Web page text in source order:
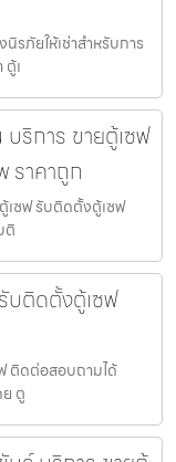
ภัยให้เช่าสำหรับการ
เ
ริการ ขายตู้เซฟ
ราคาถูก
เซฟ รับติดตั้งตู้เซฟ
ติ
บติดตั้งตู้เซฟ
ติดต่อสอบถามได้
ตู